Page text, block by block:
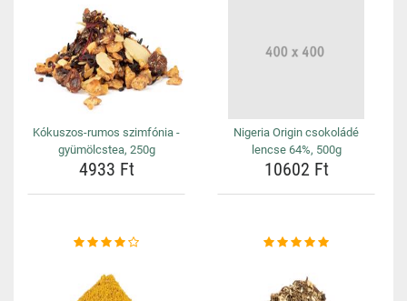
Kókuszos-rumos szimfónia -
gyümölcstea, 250g
4933 Ft
Nigeria Origin csokoládé
lencse 64%, 500g
10602 Ft